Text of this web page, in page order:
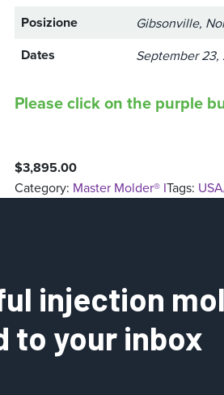
Posizione Gibsonville,
Dates September 23,
Please click on the purple
$3,895.00
Category: Master Molder® ITags:
injection
to your inbox